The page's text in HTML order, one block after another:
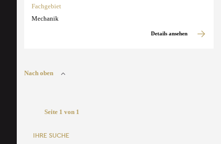
Fachgebiet
Mechanik
Details ansehen
Nach oben
Seite 1 von 1
IHRE SUCHE